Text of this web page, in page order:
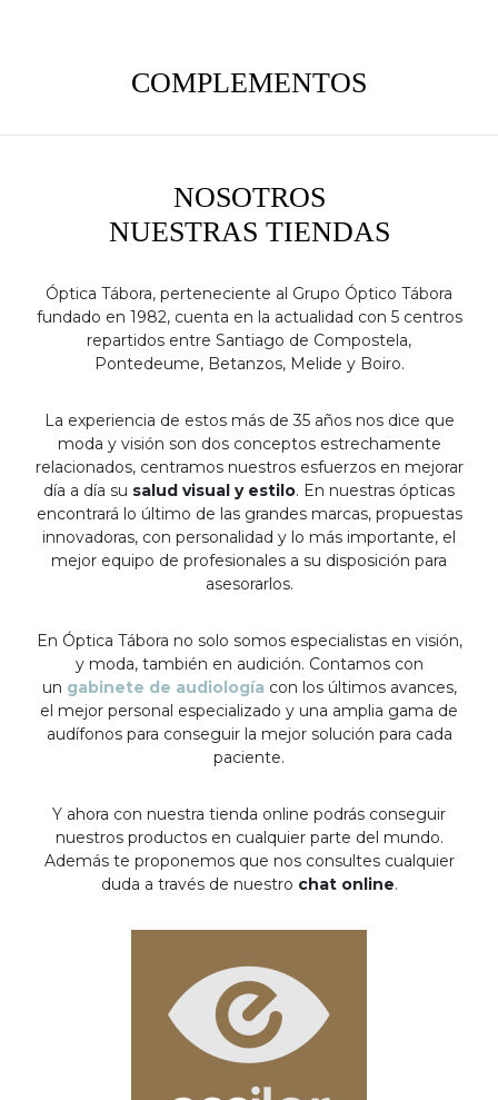
COMPLEMENTOS
NOSOTROS
NUESTRAS TIENDAS
Óptica Tábora, perteneciente al Grupo Óptico Tábora
fundado en 1982, cuenta en la actualidad con 5 centros
repartidos entre Santiago de Compostela,
Pontedeume, Betanzos, Melide y Boiro.
La experiencia de estos más de 35 años nos dice que
moda y visión son dos conceptos estrechamente
relacionados, centramos nuestros esfuerzos en mejorar
día a día su salud visual y estilo. En nuestras ópticas
encontrará lo último de las grandes marcas, propuestas
innovadoras, con personalidad y lo más importante, el
mejor equipo de profesionales a su disposición para
asesorarlos.
En Óptica Tábora no solo somos especialistas en visión,
y moda, también en audición. Contamos con
un gabinete de audiología con los últimos avances,
el mejor personal especializado y una amplia gama de
audífonos para conseguir la mejor solución para cada
paciente.
Y ahora con nuestra tienda online podrás conseguir
nuestros productos en cualquier parte del mundo.
Además te proponemos que nos consultes cualquier
duda a través de nuestro chat online.